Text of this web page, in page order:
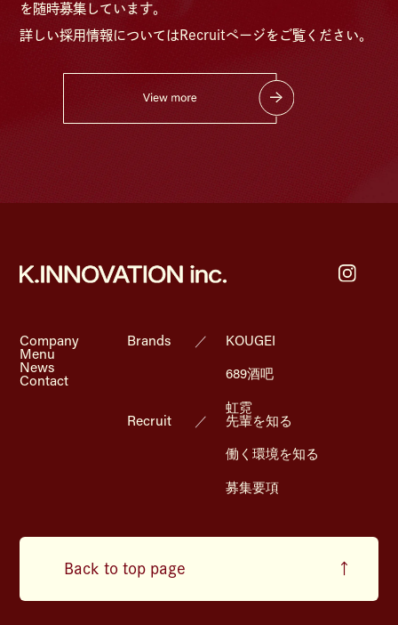
を随時募集しています。
詳しい採⽤情報については Recruitページをご覧ください。
Brands ／
KOUGEI
689酒吧
虹霓
Recruit ／
先輩を知る
働く環境を知る
募集要項
Company
Menu
News
Contact
Back to top page